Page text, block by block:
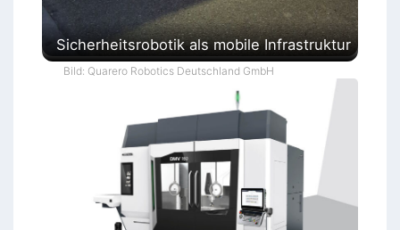
Sicherheitsrobotik als mobile Infrastruktur
Bild: Quarero Robotics Deutschland GmbH